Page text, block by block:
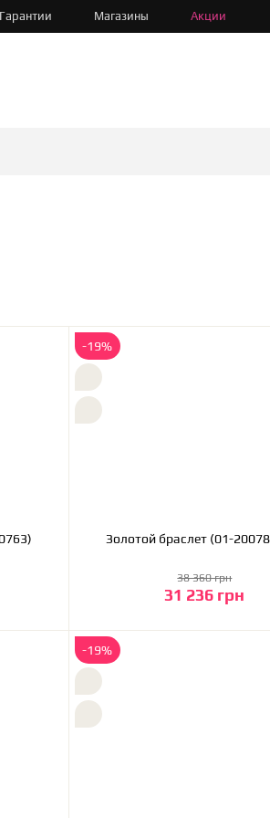
Гарантии Магазины Акции
-19%
Золотой браслет
31 236 грн
38 360 грн
В корзину
-19%